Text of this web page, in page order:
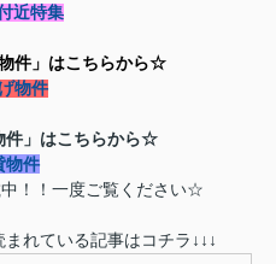
近特集
件」はこちらから☆
物件
」はこちらから☆
物件
！！一度ご覧ください☆
れている記事はコチラ↓↓↓